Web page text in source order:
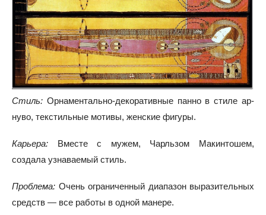
Стиль: Орнаментально-декоративные панно в стиле ар-
нуво, текстильные мотивы, женские фигуры.
Карьера: Вместе с мужем, Чарльзом Макинтошем,
создала узнаваемый стиль.
Проблема: Очень ограниченный диапазон выразительных
средств — все работы в одной манере.